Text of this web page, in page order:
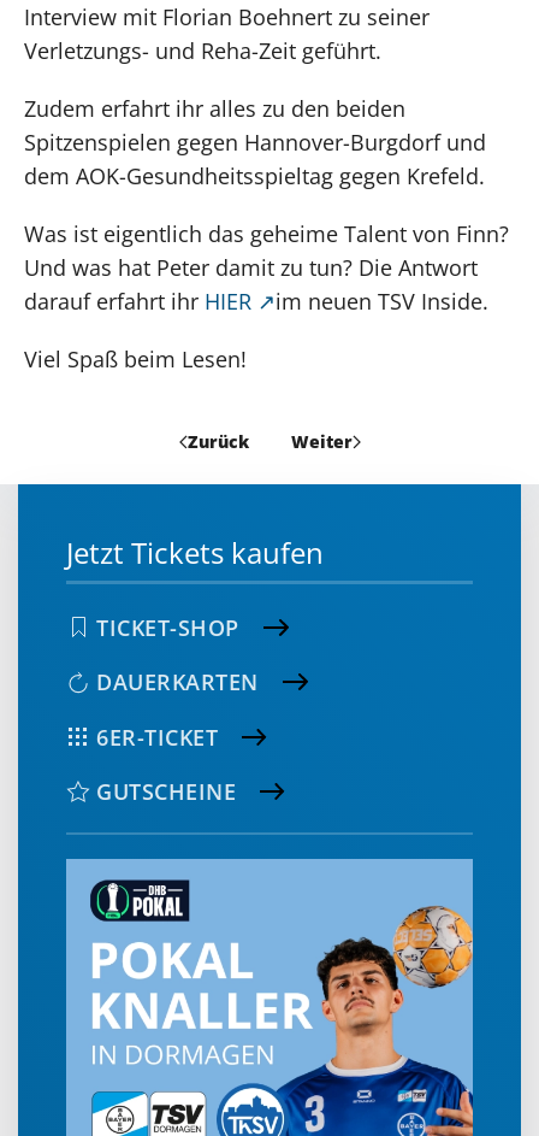
Interview mit Florian Boehnert zu seiner
Verletzungs- und Reha-Zeit geführt.
Zudem erfahrt ihr alles zu den beiden
Spitzenspielen gegen Hannover-Burgdorf und
dem AOK-Gesundheitsspieltag gegen Krefeld.
Was ist eigentlich das geheime Talent von Finn?
Und was hat Peter damit zu tun? Die Antwort
darauf erfahrt ihr HIER
im neuen TSV Inside.
Viel Spaß beim Lesen!
Zurück Weiter
Jetzt Tickets kaufen
TICKET-SHOP
DAUERKARTEN
6ER-TICKET
GUTSCHEINE